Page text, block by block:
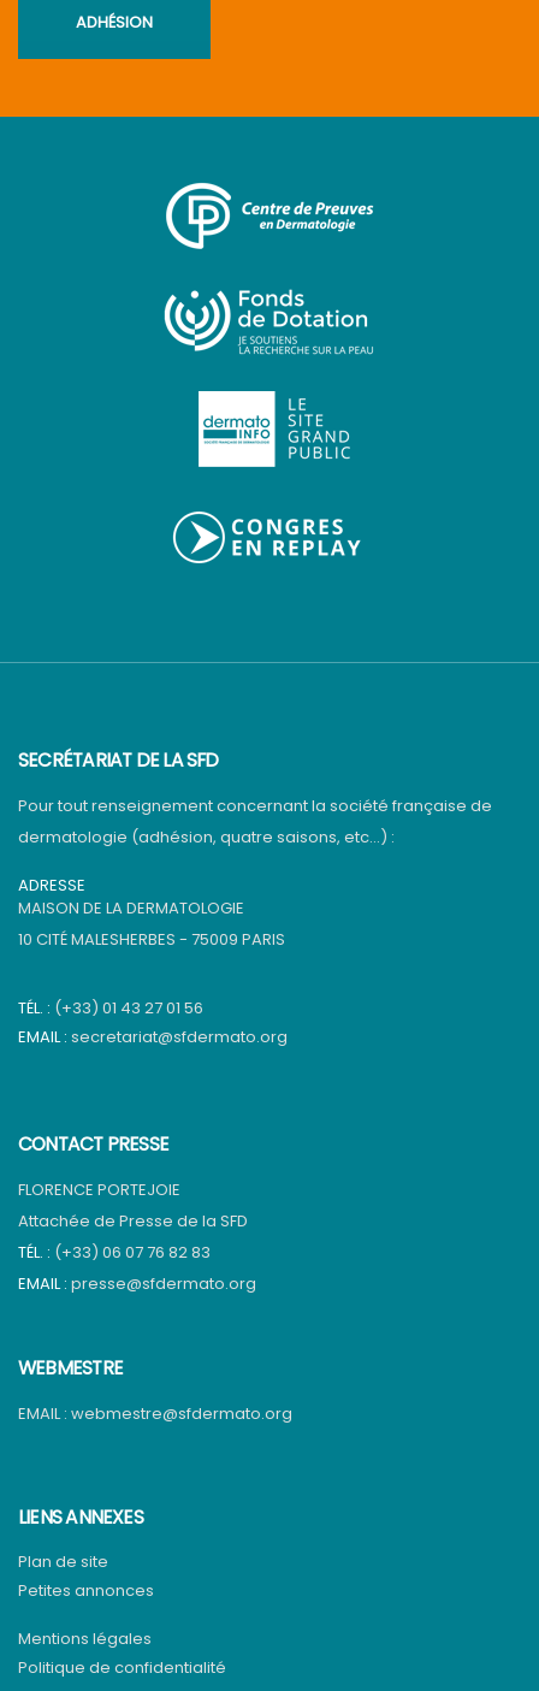
ADHÉSION
SECRÉTARIAT DE LA SFD
Pour tout renseignement concernant la société française de
dermatologie (adhésion, quatre saisons, etc…) :
ADRESSE
MAISON DE LA DERMATOLOGIE
10 CITÉ MALESHERBES - 75009 PARIS
TÉL. : (+33) 01 43 27 01 56
EMAIL : secretariat@sfdermato.org
CONTACT PRESSE
FLORENCE PORTEJOIE
Attachée de Presse de la SFD
TÉL. : (+33) 06 07 76 82 83
EMAIL : presse@sfdermato.org
WEBMESTRE
EMAIL : webmestre@sfdermato.org
LIENS ANNEXES
Plan de site
Petites annonces
Mentions légales
Politique de confidentialité